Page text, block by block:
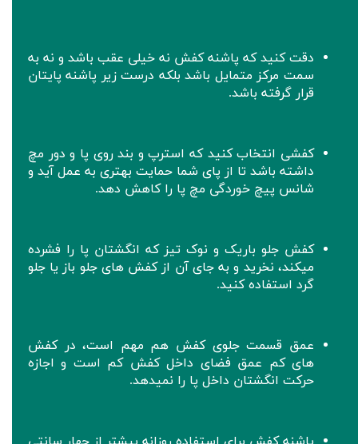
دقت کنید که پاشنه کفش نه خیلی عقب باشد و نه به
سمت مرکز متمایل باشد بلکه درست زیر پاشنه پایتان
قرار گرفته باشد.
کفشی انتخاب کنید که استرپ و بند روی پا و دور مچ
داشته باشد تا از پای شما حمایت بهتری به عمل آید و
شانس پیچ خوردگی مچ پا را کاهش دهد.
کفش جلو باریک و نوک‌ تیز که انگشتان پا را فشرده
میکند، نخرید و به جای آن از کفش های جلو باز یا جلو
گرد استفاده کنید.
عمق قسمت جلوی کفش هم مهم است، در کفش
های کم عمق فضای داخل کفش کم است و اجازه
حرکت انگشتان داخل پا را نمیدهد.